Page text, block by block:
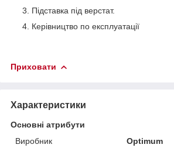
Підставка під верстат.
Керівництво по експлуатації
Приховати
Характеристики
Основні атрибути
Виробник
Optimum